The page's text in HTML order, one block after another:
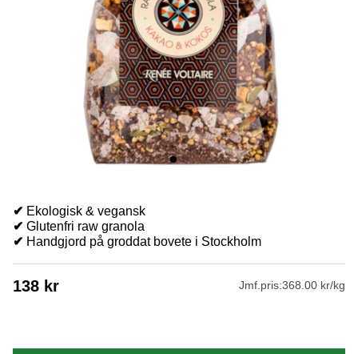
✔ Ekologisk & vegansk
✔ Glutenfri raw granola
✔ Handgjord på groddat bovete i Stockholm
138 kr Jmf.pris:368.00 kr/kg